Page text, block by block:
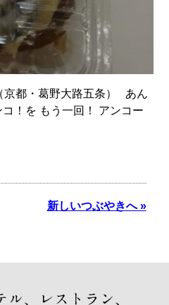
京都・葛野大路五条） あん
！を もう一回！ アンコー
新しいつぶやきへ »